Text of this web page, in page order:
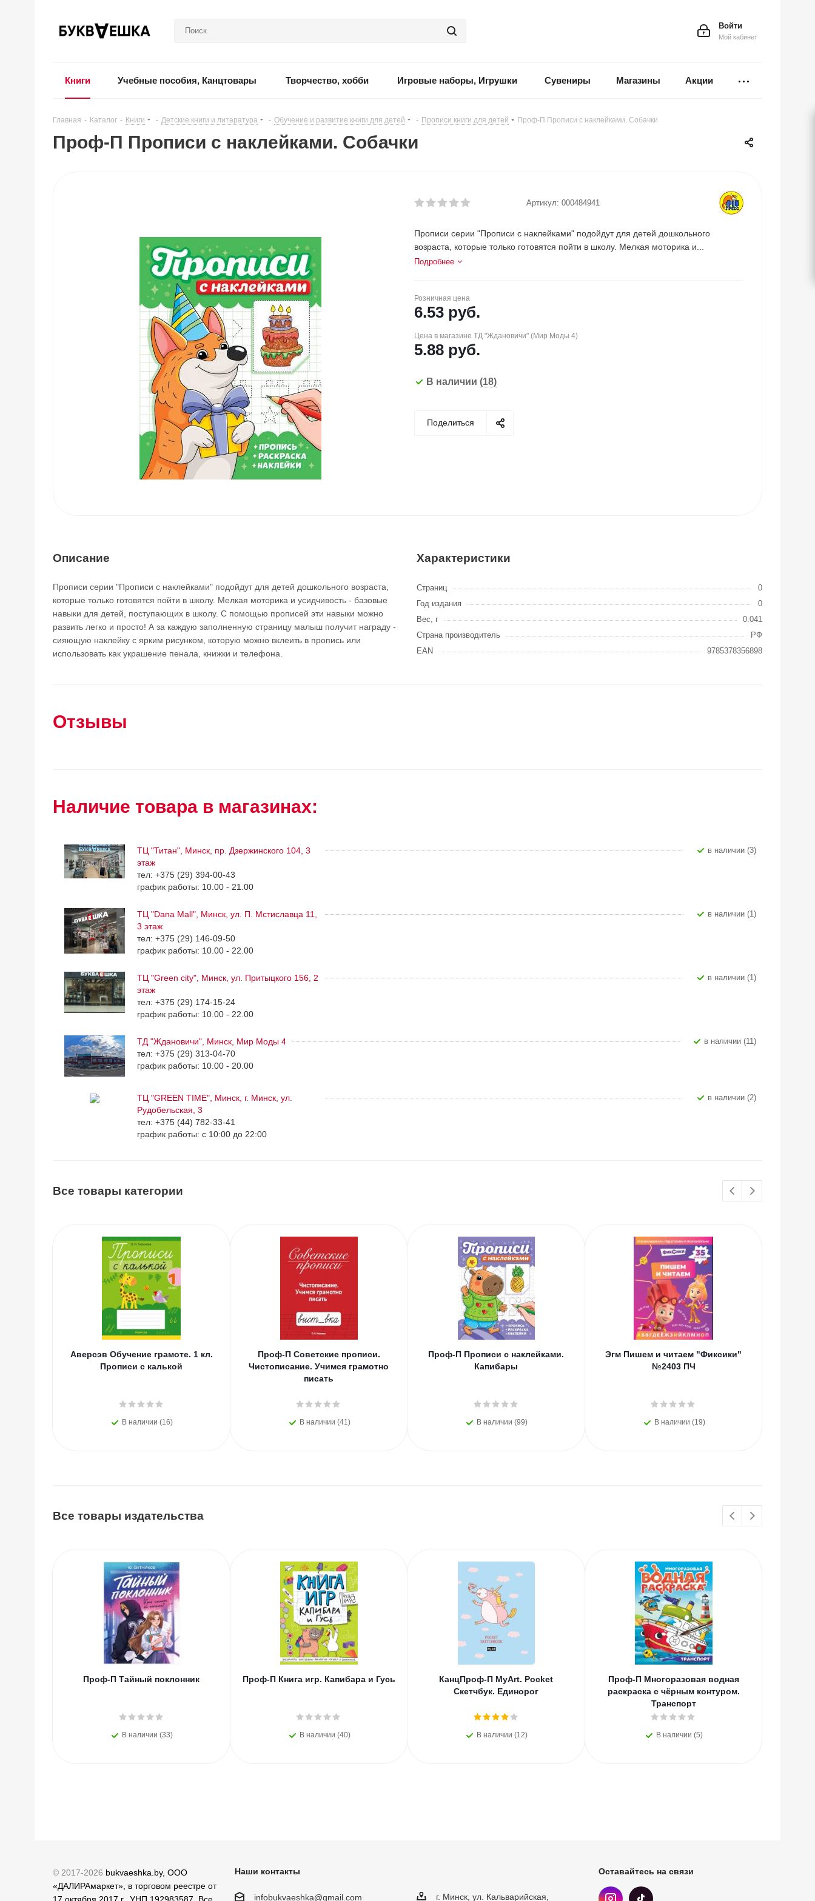
Войти
Мой кабинет
Книги Учебные пособия, Канцтовары Творчество, хобби Игровые наборы, Игрушки Сувениры Магазины Акции
Главная - Каталог - Книги - Детские книги и литература - Обучение и развитие книги для детей - Прописи книги для детей - Проф-П Прописи с наклейками. Собачки
Проф-П Прописи с наклейками. Собачки
Артикул: 000484941
Прописи серии "Прописи с наклейками" подойдут для детей дошкольного
возраста, которые только готовятся пойти в школу. Мелкая моторика и...
Подробнее
Розничная цена
6.53 руб.
Цена в магазине ТД "Ждановичи" (Мир Моды 4)
5.88 руб.
В наличии (18)
Поделиться
Описание
Прописи серии "Прописи с наклейками" подойдут для детей дошкольного возраста,
которые только готовятся пойти в школу. Мелкая моторика и усидчивость - базовые
навыки для детей, поступающих в школу. С помощью прописей эти навыки можно
развить легко и просто! А за каждую заполненную страницу малыш получит награду -
сияющую наклейку с ярким рисунком, которую можно вклеить в пропись или
использовать как украшение пенала, книжки и телефона.
Характеристики
Страниц
0
Год издания
0
Вес, г
0.041
Страна производитель
РФ
EAN
9785378356898
Отзывы
Наличие товара в магазинах:
ТЦ "Титан", Минск, пр. Дзержинского 104, 3
этаж
тел: +375 (29) 394-00-43
график работы: 10.00 - 21.00
В наличии (3)
ТЦ "Dana Mall", Минск, ул. П. Мстиславца 11,
3 этаж
тел: +375 (29) 146-09-50
график работы: 10.00 - 22.00
В наличии (1)
ТЦ "Green city", Минск, ул. Притыцкого 156, 2
этаж
тел: +375 (29) 174-15-24
график работы: 10.00 - 22.00
В наличии (1)
ТД "Ждановичи", Минск, Мир Моды 4
тел: +375 (29) 313-04-70
график работы: 10.00 - 20.00
В наличии (11)
ТЦ "GREEN TIME", Минск, г. Минск, ул.
Рудобельская, 3
тел: +375 (44) 782-33-41
график работы: с 10:00 до 22:00
В наличии (2)
Все товары категории
Аверсэв Обучение грамоте. 1 кл.
Прописи с калькой
В наличии (16)
Проф-П Советские прописи.
Чистописание. Учимся грамотно
писать
В наличии (41)
Проф-П Прописи с наклейками.
Капибары
В наличии (99)
Эгм Пишем и читаем "Фиксики"
№2403 ПЧ
В наличии (19)
Все товары издательства
Проф-П Тайный поклонник
В наличии (33)
Проф-П Книга игр. Капибара и Гусь
В наличии (40)
КанцПроф-П MyArt. Pocket
Скетчбук. Единорог
В наличии (12)
Проф-П Многоразовая водная
раскраска с чёрным контуром.
Транспорт
В наличии (5)
© 2017-2026 bukvaeshka.by, ООО
«ДАЛИРАмаркет», в торговом реестре от
Наши контакты
infobukvaeshka@gmail.com г. Минск, ул. Кальварийская,
Оставайтесь на связи